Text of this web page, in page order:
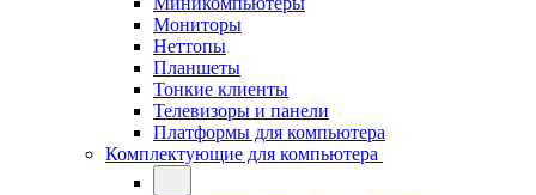
Мониторы
Неттопы
Планшеты
Тонкие клиенты
Телевизоры и панели
Платформы для компьютера
Комплектующие для компьютера